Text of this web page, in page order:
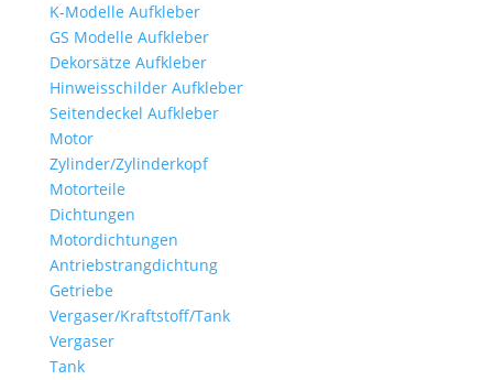
K-Modelle Aufkleber
GS Modelle Aufkleber
Dekorsätze Aufkleber
Hinweisschilder Aufkleber
Seitendeckel Aufkleber
Motor
Zylinder/Zylinderkopf
Motorteile
Dichtungen
Motordichtungen
Antriebstrangdichtung
Getriebe
Vergaser/Kraftstoff/Tank
Vergaser
Tank